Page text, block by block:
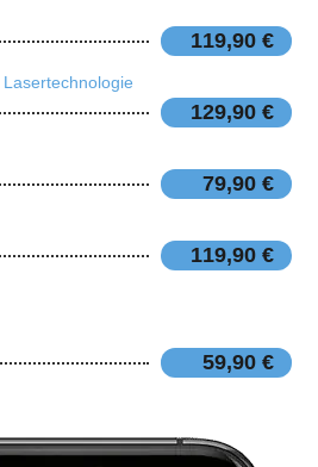
119,90 €
Lasertechnologie
129,90 €
79,90 €
119,90 €
59,90 €